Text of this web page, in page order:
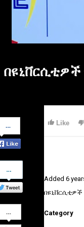
በዩኒቨርሲቲዎች
on
Facebook
Share
on
Twitter
Share
on
Google+
Like
Added 6
በዩኒቨርሲቲዎች
Category